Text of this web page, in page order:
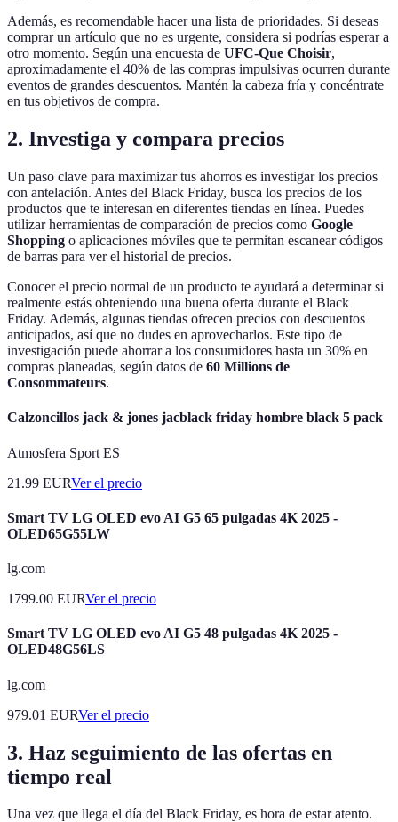
Además, es recomendable hacer una lista de prioridades. Si deseas
comprar un artículo que no es urgente, considera si podrías esperar a
otro momento. Según una encuesta de UFC-Que Choisir,
aproximadamente el 40% de las compras impulsivas ocurren durante
eventos de grandes descuentos. Mantén la cabeza fría y concéntrate
en tus objetivos de compra.
2. Investiga y compara precios
Un paso clave para maximizar tus ahorros es investigar los precios
con antelación. Antes del Black Friday, busca los precios de los
productos que te interesan en diferentes tiendas en línea. Puedes
utilizar herramientas de comparación de precios como Google
Shopping o aplicaciones móviles que te permitan escanear códigos
de barras para ver el historial de precios.
Conocer el precio normal de un producto te ayudará a determinar si
realmente estás obteniendo una buena oferta durante el Black
Friday. Además, algunas tiendas ofrecen precios con descuentos
anticipados, así que no dudes en aprovecharlos. Este tipo de
investigación puede ahorrar a los consumidores hasta un 30% en
compras planeadas, según datos de 60 Millions de
Consommateurs.
Calzoncillos jack & jones jacblack friday hombre black 5 pack
Atmosfera Sport ES
21.99 EURVer el precio
Smart TV LG OLED evo AI G5 65 pulgadas 4K 2025 -
OLED65G55LW
lg.com
1799.00 EURVer el precio
Smart TV LG OLED evo AI G5 48 pulgadas 4K 2025 -
OLED48G56LS
lg.com
979.01 EURVer el precio
3. Haz seguimiento de las ofertas en
tiempo real
Una vez que llega el día del Black Friday, es hora de estar atento.